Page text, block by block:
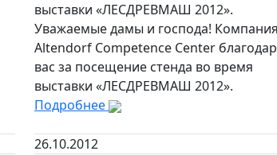
выставки «ЛЕСДРЕВМАШ 2012».
Уважаемые дамы и господа! Компания
Altendorf Competence Center
вас за посещение стенда во время
выставки «ЛЕСДРЕВМАШ 2012».
Подробнее
26.10.2012